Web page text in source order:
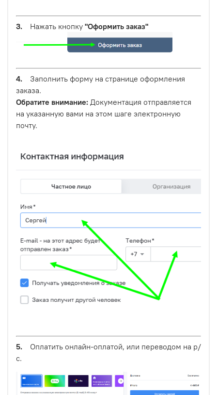
3. Нажать кнопку "Оформить заказ"
4. Заполнить форму на странице оформления
заказа.
Обратите внимание: Документация отправляется
на указанную вами на этом шаге электронную
почту.
5. Оплатить онлайн-оплатой, или переводом на р/
с.